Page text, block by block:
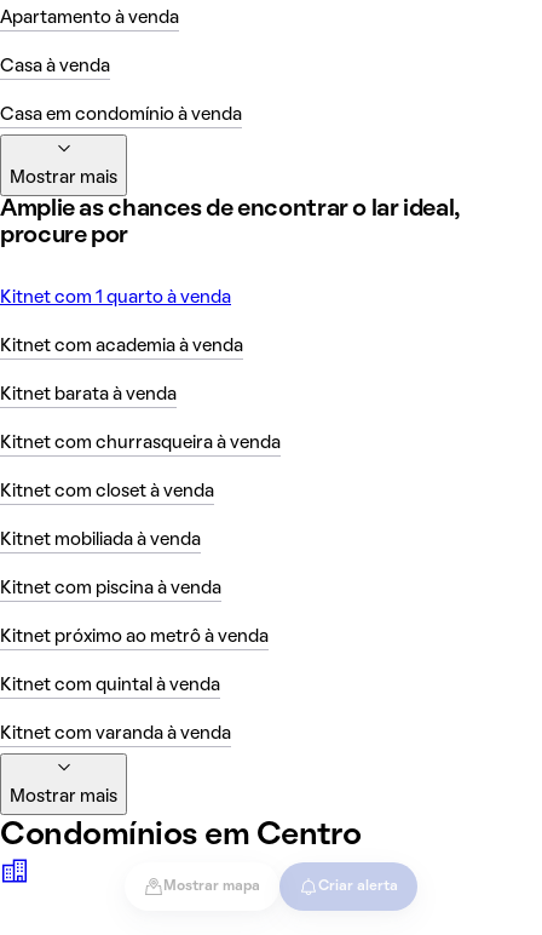
Mostrar mapa Criar alerta
Apartamento à venda
Casa à venda
Casa em condomínio à venda
Mostrar mais
Amplie as chances de encontrar o lar ideal,
procure por
Kitnet com 1 quarto à venda
Kitnet com academia à venda
Kitnet barata à venda
Kitnet com churrasqueira à venda
Kitnet com closet à venda
Kitnet mobiliada à venda
Kitnet com piscina à venda
Kitnet próximo ao metrô à venda
Kitnet com quintal à venda
Kitnet com varanda à venda
Mostrar mais
Condomínios em Centro